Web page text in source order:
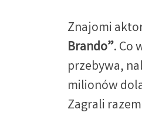
Znajomi
Brando”. Co
przebywa,
milionów
Zagrali